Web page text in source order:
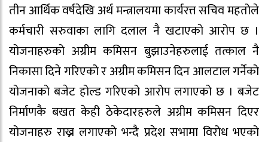
तीन आर्थिक वर्षदेखि अर्थ मन्त्रालयमा कार्यरत्त सचिव महतोले
कर्मचारी सरुवाका लागि दलाल नै खटाएको आरोप छ ।
योजनाहरुको अग्रीम कमिसन बुझाउनेहरुलाई तत्काल नै
निकासा दिने गरिएको र अग्रीम कमिसन दिन आलटाल गर्नेको
योजनाको बजेट होल्ड गरिएको आरोप लगाएको छ । बजेट
निर्माणकै बखत केही ठेकेदारहरुले अग्रीम कमिसन दिएर
योजनाहरु राख्न लगाएको भन्दै प्रदेश सभामा विरोध भएको